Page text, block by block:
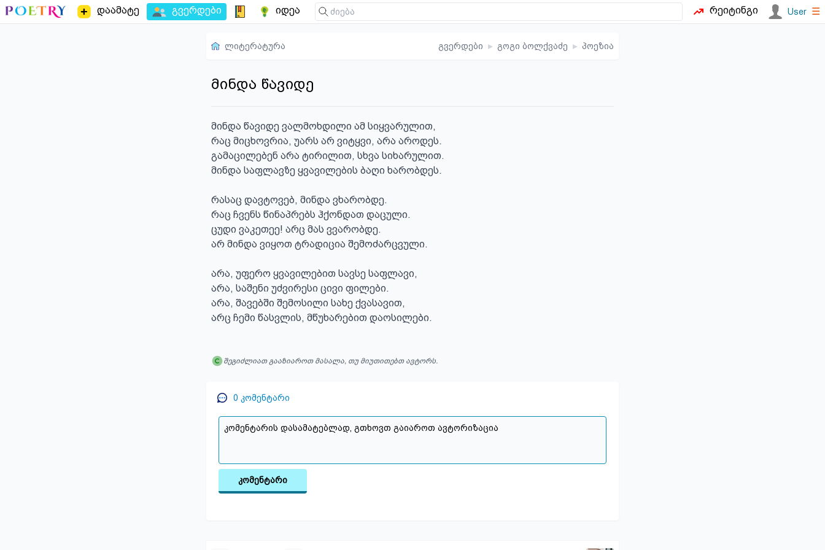
დაამატე გვერდები იდეა რეიტინგი User ☰
ლიტერატურა გვერდები ▸ გოგი ბოლქვაძე ▸ პოეზია
მინდა წავიდე
მინდა წავიდე ვალმოხდილი ამ სიყვარულით,
რაც მიცხოვრია, უარს არ ვიტყვი, არა აროდეს.
გამაცილებენ არა ტირილით, სხვა სიხარულით.
მინდა საფლავზე ყვავილების ბაღი ხარობდეს.
რასაც დავტოვებ, მინდა ვხარობდე.
რაც ჩვენს წინაპრებს ჰქონდათ დაცული.
ცუდი ვაკეთეე! არც მას ვვარობდე.
არ მინდა ვიყოთ ტრადიცია შემოძარცვული.
არა, უფერო ყვავილებით სავსე საფლავი,
არა, საშენი უძვირესი ცივი ფილები.
არა, შავებში შემოსილი სახე ქვასავით,
არც ჩემი წასვლის, მწუხარებით დაოსილები.
შეგიძლიათ გააზიაროთ მასალა, თუ მიუთითებთ ავტორს.
0 კომენტარი
კომენტარი